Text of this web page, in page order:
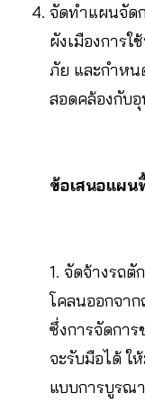
จัดทำแผนจัดก
ผังเมืองการ
ภัย และกำหน
สอดคล้องกับ
ข้อเสนอแผน
1. จัดจ้างรถ
โคลนออกจา
ซึ่งการจัดกา
จะรับมือได้ ใ
แบบการบูรณ